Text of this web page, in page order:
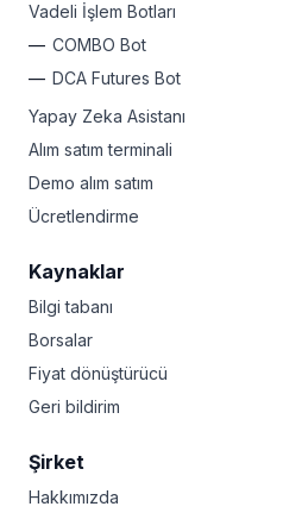
Vadeli İşlem Botları
COMBO Bot
DCA Futures Bot
Yapay Zeka Asistanı
Alım satım terminali
Demo alım satım
Ücretlendirme
Kaynaklar
Bilgi tabanı
Borsalar
Fiyat dönüştürücü
Geri bildirim
Şirket
Hakkımızda